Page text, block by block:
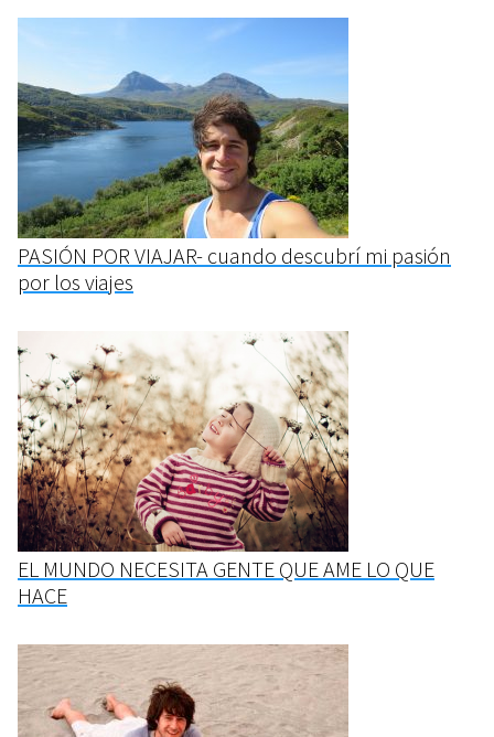
PASIÓN POR VIAJAR- cuando descubrí mi pasión
por los viajes
EL MUNDO NECESITA GENTE QUE AME LO QUE
HACE